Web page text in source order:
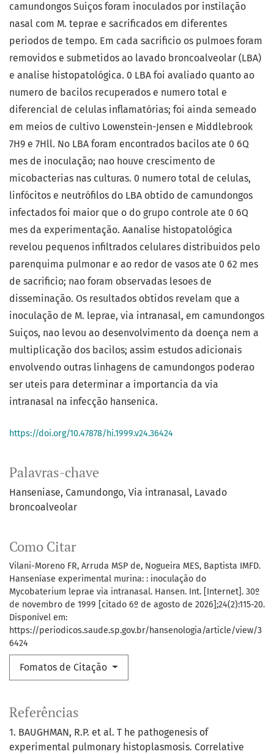
Palavras-chave
Hanseniase Camundongo Via intranasal Lavado
broncoalveolar
Como Citar
Vilani-Moreno FR, Arruda MSP de, Nogueira MES, Baptista IMFD.
Hanseníase experimental murina: : inoculação do
Mycobaterium leprae via intranasal. Hansen. Int. [Internet]. 30º
de novembro de 1999 [citado 6º de agosto de 2026];24(2):115-20.
Disponível em:
https://periodicos.saude.sp.gov.br/hansenologia/article/view/3
6424
Fomatos de Citação
camundongos Suiços foram inoculados por instilação
nasal com M. teprae e sacrificados em diferentes
periodos de tempo. Em cada sacrificio os pulmoes foram
removidos e submetidos ao lavado broncoalveolar (LBA)
e analise histopatológica. 0 LBA foi avaliado quanto ao
numero de bacilos recuperados e numero total e
diferencial de celulas inflamatórias; foi ainda semeado
em meios de cultivo Lowenstein-Jensen e Middlebrook
7H9 e 7Hll. No LBA foram encontrados bacilos ate 0 6Q
mes de inoculação; nao houve crescimento de
micobacterias nas culturas. 0 numero total de celulas,
linfócitos e neutrófilos do LBA obtido de camundongos
infectados foi maior que o do grupo controle ate 0 6Q
mes da experimentação. Aanalise histopatológica
revelou pequenos infiltrados celulares distribuidos pelo
parenquima pulmonar e ao redor de vasos ate 0 62 mes
de sacrificio; nao foram observadas lesoes de
disseminação. Os resultados obtidos revelam que a
inoculação de M. leprae, via intranasal, em camundongos
Suiços, nao levou ao desenvolvimento da doença nem a
multiplicação dos bacilos; assim estudos adicionais
envolvendo outras linhagens de camundongos poderao
ser uteis para determinar a importancia da via
intranasal na infecção hansenica.
https://doi.org/10.47878/hi.1999.v24.36424
Referências
1. BAUGHMAN, R.P. et al. T he pathogenesis of
experimental pulmonary histoplasmosis. Correlative